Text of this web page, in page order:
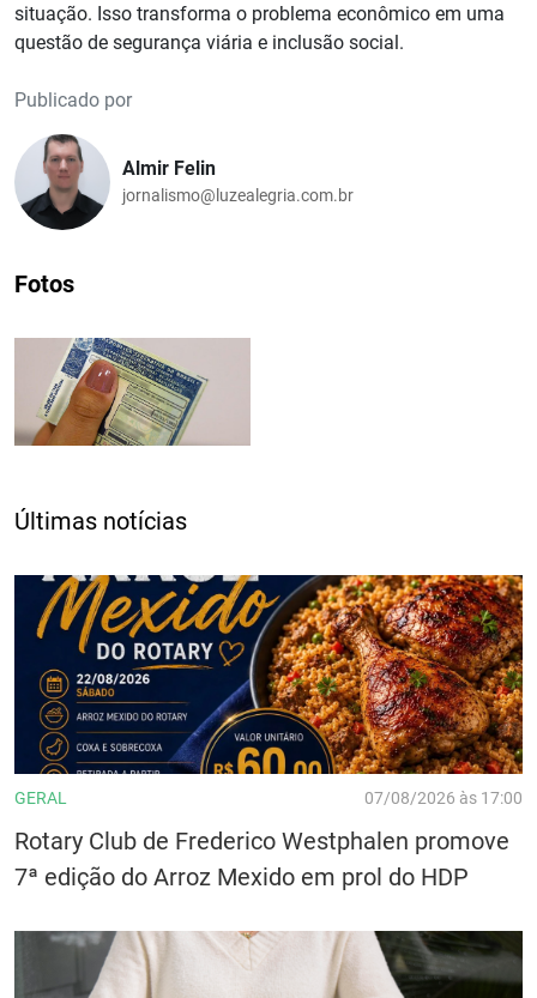
situação. Isso transforma o problema econômico em uma
questão de segurança viária e inclusão social.
Publicado por
Almir Felin
jornalismo@luzealegria.com.br
Fotos
Últimas notícias
GERAL 07/08/2026 às 17:00
Rotary Club de Frederico Westphalen promove
7ª edição do Arroz Mexido em prol do HDP